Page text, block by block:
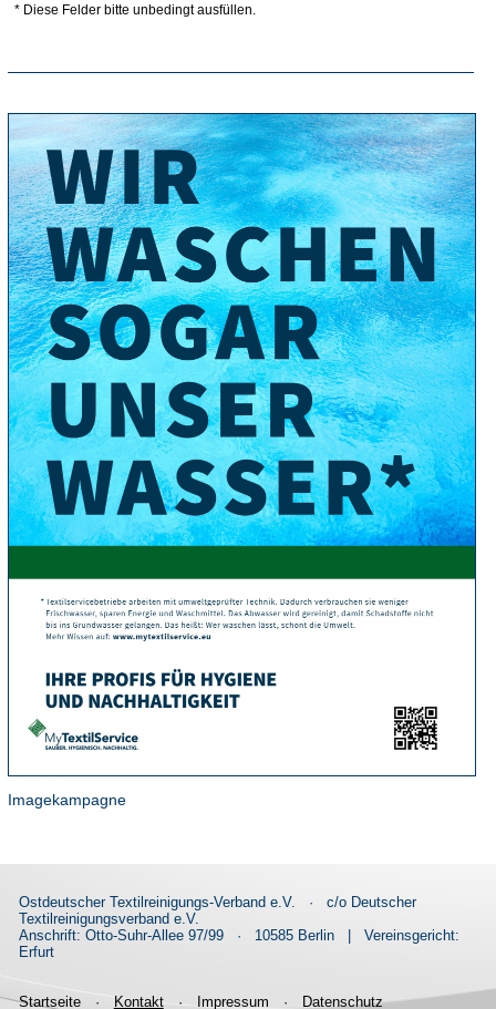
* Diese Felder bitte unbedingt ausfüllen.
Imagekampagne
Ostdeutscher Textilreinigungs-Verband e.V. ·
c/o Deutscher
Textilreinigungsverband e.V.
Anschrift: Otto-Suhr-Allee 97/99
· 10585 Berlin |
Vereinsgericht:
Erfurt
Startseite · Kontakt · Impressum · Datenschutz